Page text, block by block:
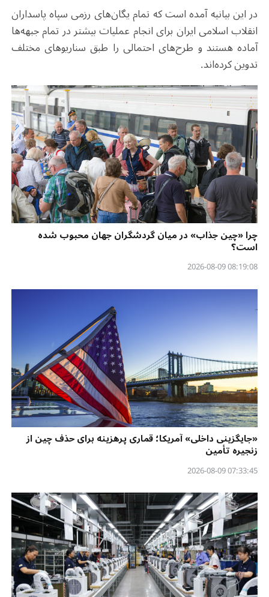
در این بیانیه آمده است که تمام یگان‌های رزمی سپاه پاسداران
انقلاب اسلامی ایران برای انجام عملیات بیشتر در تمام جبهه‌ها
آماده هستند و طرح‌های احتمالی را طبق سناریوهای مختلف
تدوین کرده‌اند.
چرا «چین جذاب» در میان گردشگران جهان محبوب شده
است؟
08:19:08 2026-08-09
«جایگزینی داخلی» آمریکا؛ قماری پرهزینه برای حذف چین از
زنجیره تأمین
07:33:45 2026-08-09